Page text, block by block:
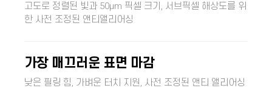
고도로 정렬된 빛과 50µm 픽셀 크기, 서브픽셀 해상도를 위
한 사전 조정된 앤티앨리어싱
가장 매끄러운 표면 마감
낮은 필링 힘, 가벼운 터치 지원, 사전 조정된 앤티 앨리어싱